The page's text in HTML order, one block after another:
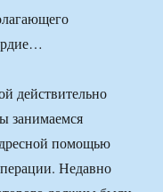
действительно
занимаемся
помощью
Недавно